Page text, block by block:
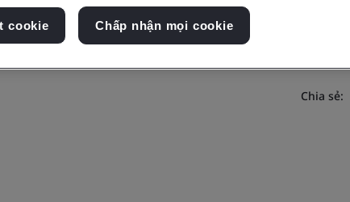
Chia sẻ:
cookie Chấp nhận mọi cookie